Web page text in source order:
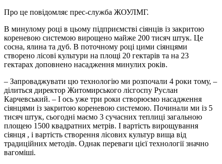
Про це повідомляє прес-служба ЖОУЛМГ.
В минулому році в цьому підприємстві сіянців із закритою
кореневою системою вирощено майже 200 тисяч штук. Це
сосна, ялина та дуб. В поточному році цими сіянцями
створено лісові культури на площі 20 гектарів та на 23
гектарах доповнено насадження минулих років.
– Запроваджувати цю технологію ми розпочали 4 роки тому, –
ділиться директор Житомирського лісгоспу Руслан
Карчевський. – І ось уже три роки створюємо насадження
сіянцями із закритою кореневою системою. Починали ми із 5
тисяч штук, сьогодні маємо 3 сучасних теплиці загальною
площею 1500 квадратних метрів. І вартість вирощування
сіянця , і вартість створення лісових культур вища від
традиційних методів. Однак переваги цієї технології значно
вагоміші.